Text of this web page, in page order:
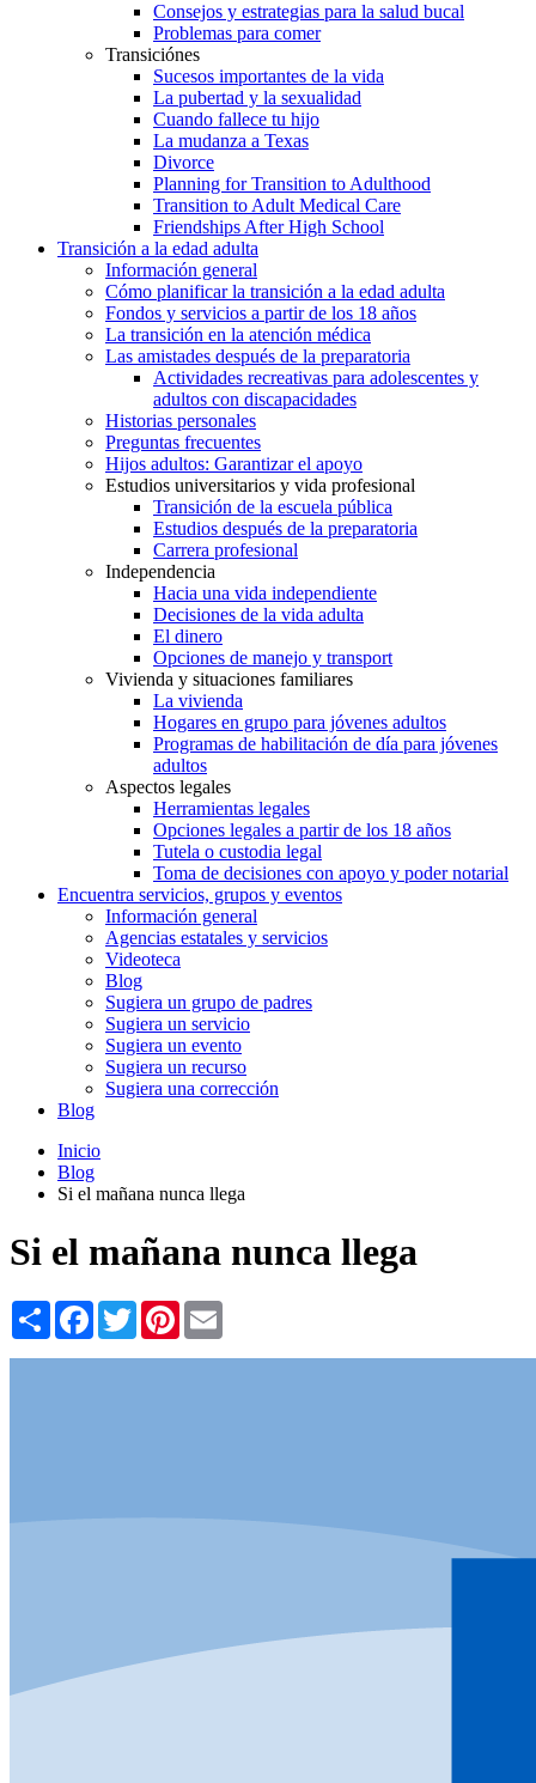
Consejos y estrategias para la salud bucal
Problemas para comer
Transiciónes
Sucesos importantes de la vida
La pubertad y la sexualidad
Cuando fallece tu hijo
La mudanza a Texas
Divorce
Planning for Transition to Adulthood
Transition to Adult Medical Care
Friendships After High School
Transición a la edad adulta
Información general
Cómo planificar la transición a la edad adulta
Fondos y servicios a partir de los 18 años
La transición en la atención médica
Las amistades después de la preparatoria
Actividades recreativas para adolescentes y
adultos con discapacidades
Historias personales
Preguntas frecuentes
Hijos adultos: Garantizar el apoyo
Estudios universitarios y vida profesional
Transición de la escuela pública
Estudios después de la preparatoria
Carrera profesional
Independencia
Hacia una vida independiente
Decisiones de la vida adulta
El dinero
Opciones de manejo y transport
Vivienda y situaciones familiares
La vivienda
Hogares en grupo para jóvenes adultos
Programas de habilitación de día para jóvenes
adultos
Aspectos legales
Herramientas legales
Opciones legales a partir de los 18 años
Tutela o custodia legal
Toma de decisiones con apoyo y poder notarial
Encuentra servicios, grupos y eventos
Información general
Agencias estatales y servicios
Videoteca
Blog
Sugiera un grupo de padres
Sugiera un servicio
Sugiera un evento
Sugiera un recurso
Sugiera una corrección
Blog
Inicio
Blog
Si el mañana nunca llega
Si el mañana nunca llega
Share Facebook
TwitterPinterest